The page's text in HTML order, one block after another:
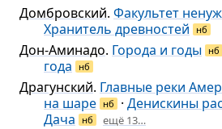
Домбровский. Факультет
Хранитель древностей
нб
Дон-Аминадо. Города и годы нб
года
нб
Драгунский. Главные реки
на шаре нб · Денискины
Дача
нб ещё 13…